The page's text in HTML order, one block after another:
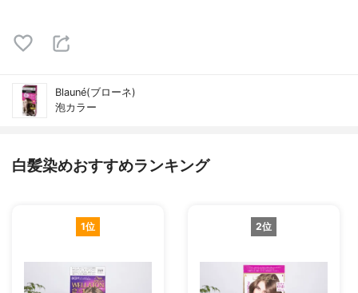
Blauné(ブローネ)
泡カラー
白髪染めおすすめランキング
1位 2位